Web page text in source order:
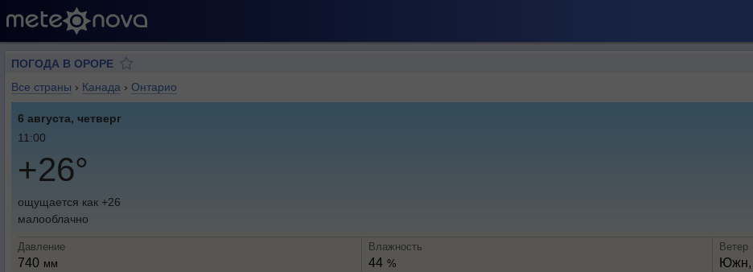
ПОГОДА В ОРОРЕ
Все страны › Канада › Онтарио
6 августа, четверг
11:00
+26°
ощущается как +26
малооблачно
Давление
740 мм
Влажность
44 %
Ветер
Южн,